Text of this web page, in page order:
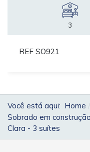
3
REF SO921
Você está aqui: Home
Sobrado em
Clara - 3 suítes